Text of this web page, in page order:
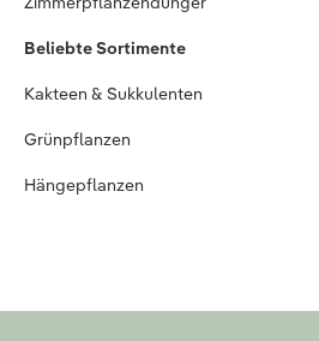
Beliebte Sortimente
Kakteen & Sukkulenten
Grünpflanzen
Hängepflanzen